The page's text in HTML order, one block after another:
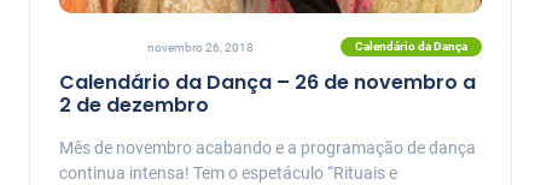
novembro 26, 2018 Calendário da Dança
Calendário da Dança – 26 de novembro a
2 de dezembro
Mês de novembro acabando e a programação de dança
continua intensa! Tem o espetáculo “Rituais e